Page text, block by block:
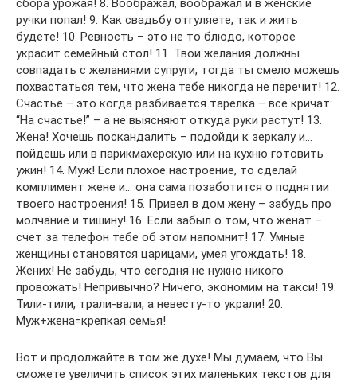
ручки попал! 9. Как свадьбу отгуляете, так и жить
будете! 10. Ревность – это не то блюдо, которое
украсит семейный стол! 11. Твои желания должны
совпадать с желаниями супруги, тогда ты смело можешь
похвастаться тем, что жена тебе никогда не перечит! 12.
Счастье – это когда разбивается тарелка – все кричат:
“На счастье!” – а не выясняют откуда руки растут! 13.
Жена! Хочешь поскандалить – подойди к зеркалу и…
пойдешь или в парикмахерскую или на кухню готовить
ужин! 14. Муж! Если плохое настроение, то сделай
комплимент жене и… она сама позаботится о поднятии
твоего настроения! 15. Привел в дом жену – забудь про
молчание и тишину! 16. Если забыл о том, что женат –
счет за телефон тебе об этом напомнит! 17. Умные
женщины становятся царицами, умея угождать! 18.
Жених! Не забудь, что сегодня не нужно никого
провожать! Непривычно? Ничего, экономим на такси! 19.
Тили-тили, трали-вали, а невесту-то украли! 20.
Муж+жена=крепкая семья!
Вот и продолжайте в том же духе! Мы думаем, что Вы
сможете увеличить список этих маленьких текстов для